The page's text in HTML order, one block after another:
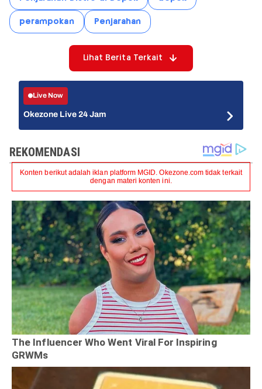
perampokan Penjarahan
Lihat Berita Terkait
Live Now
Okezone Live 24 Jam